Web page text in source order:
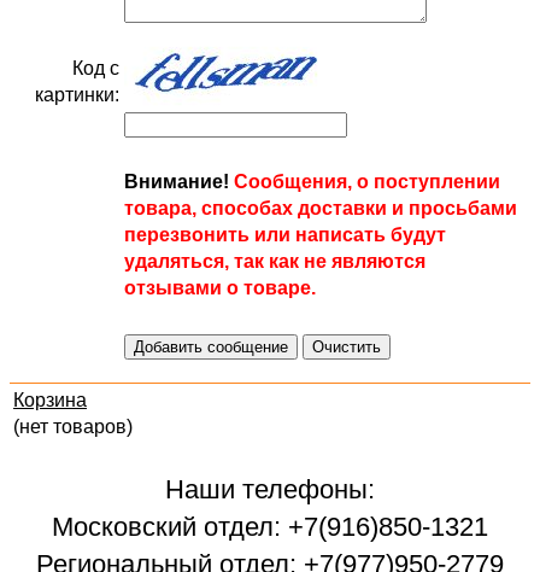
Код с
картинки:
Внимание! Сообщения, о поступлении
товара, способах доставки и просьбами
перезвонить или написать будут
удаляться, так как не являются
отзывами о товаре.
Корзина
(нет товаров)
Наши телефоны:
Московский отдел: +7(916)850-1321
Региональный отдел: +7(977)950-2779